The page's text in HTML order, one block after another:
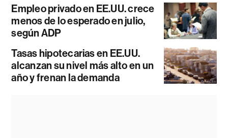
Empleo privado en EE.UU. crece
menos de lo esperado en julio,
según ADP
Tasas hipotecarias en EE.UU.
alcanzan su nivel más alto en un
año y frenan la demanda